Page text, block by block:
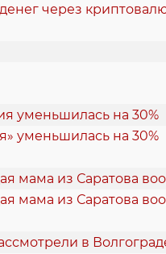
через
уменьшилась на 30%
мама из Саратова